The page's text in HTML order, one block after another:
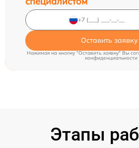
Оставить заявку
Нажимая на кнопку "Оставить заявку" Вы
конфиденциальности
Этапы